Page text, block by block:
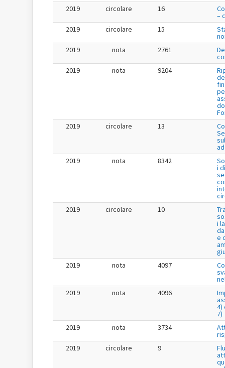
2019
circolare 16
–
2019
circolare 15
2019
nota 2761
2019
nota 9204
2019
circolare 13
2019
nota 8342
i
2019
circolare 10
i
e
2019
nota 4097
2019
nota 4096
4)
7)
2019
nota 3734
2019
circolare 9